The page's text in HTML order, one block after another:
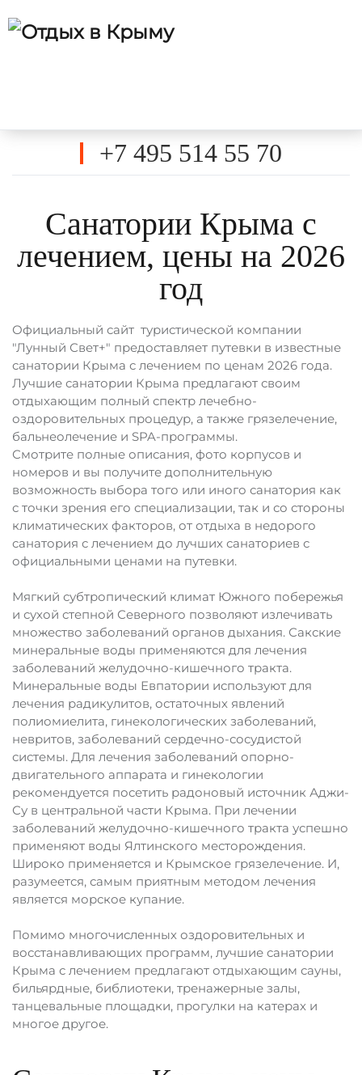
+7 495 514 55 70
Санатории Крыма с
лечением, цены на 2026
год
Официальный сайт туристической компании
"Лунный Свет+" предоставляет путевки в известные
санатории Крыма с лечением по ценам 2026 года.
Лучшие санатории Крыма предлагают своим
отдыхающим полный спектр лечебно-
оздоровительных процедур, а также грязелечение,
бальнеолечение и SPA-программы.
Смотрите полные описания, фото корпусов и
номеров и вы получите дополнительную
возможность выбора того или иного санатория как
с точки зрения его специализации, так и со стороны
климатических факторов, от отдыха в недорого
санатория с лечением до лучших санаториев с
официальными ценами на путевки.
Мягкий субтропический климат Южного побережья
и сухой степной Северного позволяют излечивать
множество заболеваний органов дыхания. Сакские
минеральные воды применяются для лечения
заболеваний желудочно-кишечного тракта.
Минеральные воды Евпатории используют для
лечения радикулитов, остаточных явлений
полиомиелита, гинекологических заболеваний,
невритов, заболеваний сердечно-сосудистой
системы. Для лечения заболеваний опорно-
двигательного аппарата и гинекологии
рекомендуется посетить радоновый источник Аджи-
Су в центральной части Крыма. При лечении
заболеваний желудочно-кишечного тракта успешно
применяют воды Ялтинского месторождения.
Широко применяется и Крымское грязелечение. И,
разумеется, самым приятным методом лечения
является морское купание.
Помимо многочисленных оздоровительных и
восстанавливающих программ, лучшие санатории
Крыма с лечением предлагают отдыхающим сауны,
бильярдные, библиотеки, тренажерные залы,
танцевальные площадки, прогулки на катерах и
многое другое.